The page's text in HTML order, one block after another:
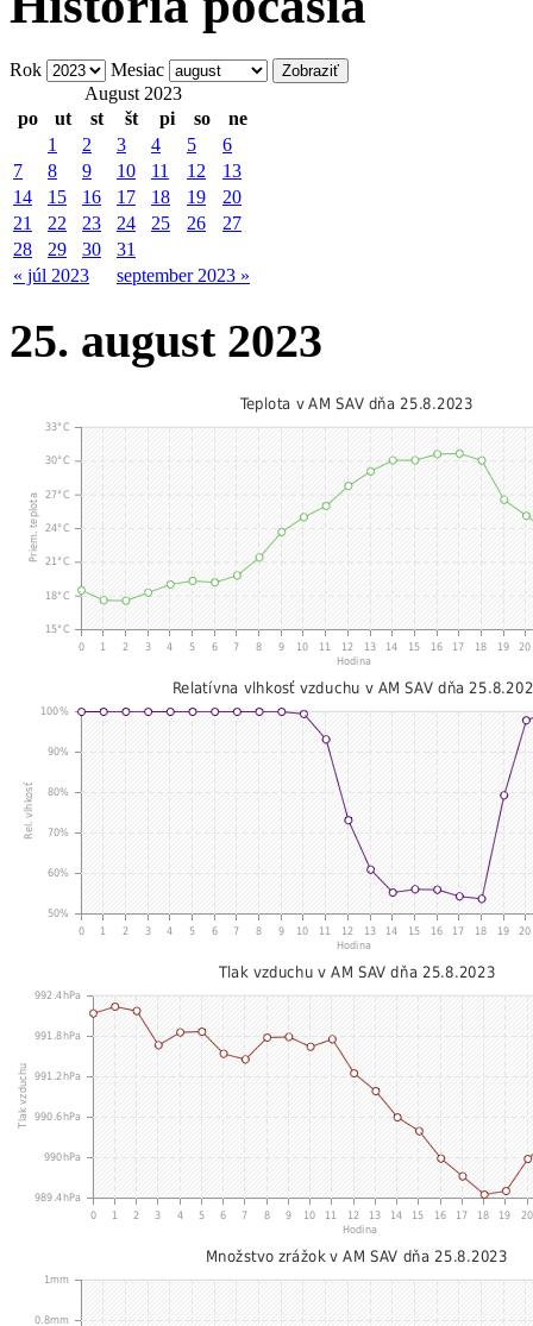
Rok
Mesiac
August 2023
po
ut st št pi so ne
« júl 2023 september 2023 »
1 2 3 4 5
6
7
8 9 10 11 12
13
14
15 16 17 18 19
20
21
22 23 24 25 26
27
28
29 30 31
25. august 2023